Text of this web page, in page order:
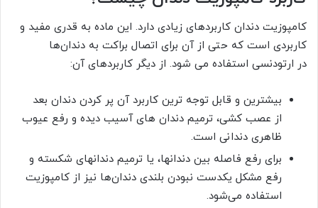
کامپوزیت دندان کاربردهای زیادی دارد. این ماده به قدری مفید و
کاربردی است که حتی از آن برای اتصال براکت‌ به دندان‌ها
در ارتودنسی استفاده می شود. از دیگر کاربردهای آن:
بیشترین و قابل توجه ترین کاربرد آن پر کردن دندان بعد
از عصب کشی، ترمیم دندان های آسیب دیده و رفع عیوب
ظاهری دندانی است.
برای رفع فاصله بین دندانها، یا ترمیم دندانهای شکسته و
رفع مشکل یکدست نبودن بلندی دندان‌ها نیز از کامپوزیت
استفاده می‌شود.